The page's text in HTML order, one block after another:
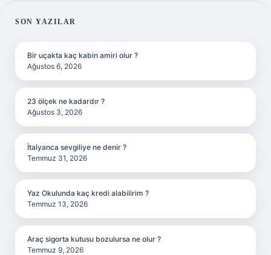
SIDEBAR
SON YAZILAR
Bir uçakta kaç kabin amiri olur ?
Ağustos 6, 2026
23 ölçek ne kadardır ?
Ağustos 3, 2026
İtalyanca sevgiliye ne denir ?
Temmuz 31, 2026
Yaz Okulunda kaç kredi alabilirim ?
Temmuz 13, 2026
Araç sigorta kutusu bozulursa ne olur ?
Temmuz 9, 2026